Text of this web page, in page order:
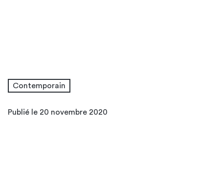
Contemporain
Publié le 20 novembre 2020